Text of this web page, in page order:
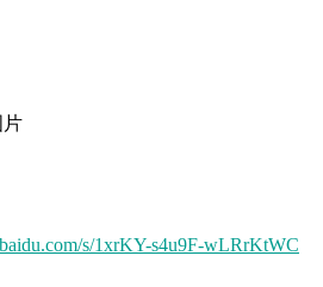
片
s/1xrKY-s4u9F-wLRrKtWC